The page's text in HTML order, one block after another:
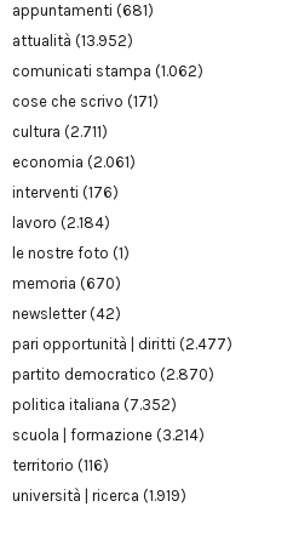
appuntamenti (681)
attualità (13.952)
comunicati stampa (1.062)
cose che scrivo (171)
cultura (2.711)
economia (2.061)
interventi (176)
lavoro (2.184)
le nostre foto (1)
memoria (670)
newsletter(42)
pari opportunità | diritti (2.477)
partito democratico (2.870)
politica italiana (7.352)
scuola | formazione (3.214)
territorio (116)
università | ricerca (1.919)